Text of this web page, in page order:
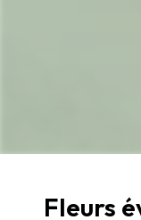
Fleurs